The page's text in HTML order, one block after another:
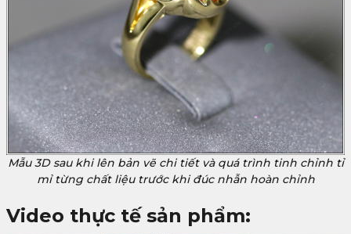
Mẫu 3D sau khi lên bản vẽ chi tiết và quá trình tinh chỉnh tỉ
mỉ từng chất liệu trước khi đúc nhẫn hoàn chỉnh
Video thực tế sản phẩm: